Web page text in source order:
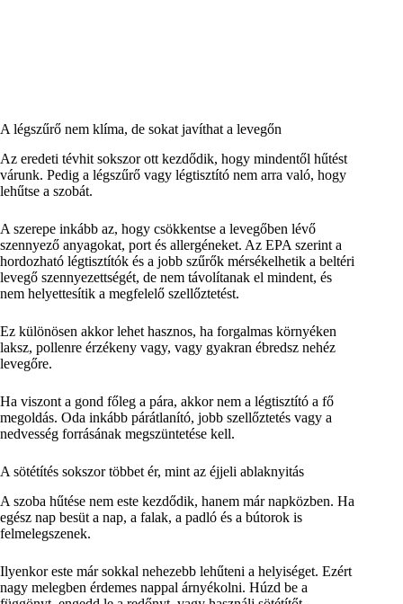
A légszűrő nem klíma, de sokat javíthat a levegőn
Az eredeti tévhit sokszor ott kezdődik, hogy mindentől hűtést
várunk. Pedig a légszűrő vagy légtisztító nem arra való, hogy
lehűtse a szobát.
A szerepe inkább az, hogy csökkentse a levegőben lévő
szennyező anyagokat, port és allergéneket. Az EPA szerint a
hordozható légtisztítók és a jobb szűrők mérsékelhetik a beltéri
levegő szennyezettségét, de nem távolítanak el mindent, és
nem helyettesítik a megfelelő szellőztetést.
Ez különösen akkor lehet hasznos, ha forgalmas környéken
laksz, pollenre érzékeny vagy, vagy gyakran ébredsz nehéz
levegőre.
Ha viszont a gond főleg a pára, akkor nem a légtisztító a fő
megoldás. Oda inkább párátlanító, jobb szellőztetés vagy a
nedvesség forrásának megszüntetése kell.
A sötétítés sokszor többet ér, mint az éjjeli ablaknyitás
A szoba hűtése nem este kezdődik, hanem már napközben. Ha
egész nap besüt a nap, a falak, a padló és a bútorok is
felmelegszenek.
Ilyenkor este már sokkal nehezebb lehűteni a helyiséget. Ezért
nagy melegben érdemes nappal árnyékolni. Húzd be a